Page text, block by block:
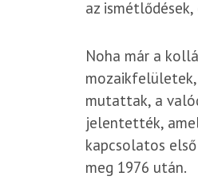
az
Noha már a
mozaikfelületek,
mutattak, a
jelentették,
kapcsolatos
meg 1976 után.